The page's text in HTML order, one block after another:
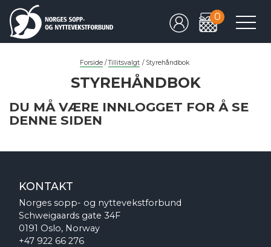
0
Forside / Tillitsvalgt / Styrehåndbok
STYREHÅNDBOK
DU MÅ VÆRE INNLOGGET FOR Å SE
DENNE SIDEN
KONTAKT
Norges sopp- og nyttevekstforbund
Schweigaards gate 34F
0191 Oslo, Norway
+47 922 66 276